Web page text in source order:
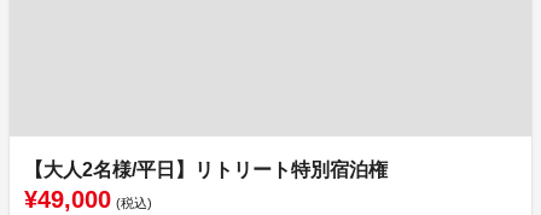
【大人2名様/平日】リトリート特別宿泊権
¥49,000 (税込)